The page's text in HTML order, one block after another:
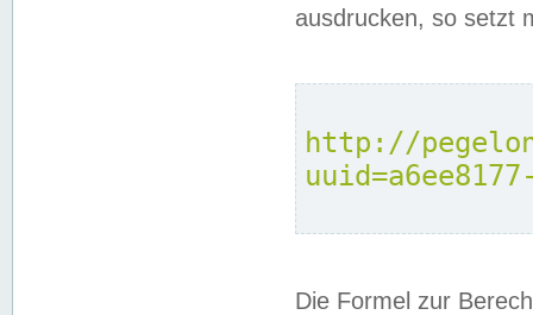
ausdrucken, so setzt
http://
Die Formel zur